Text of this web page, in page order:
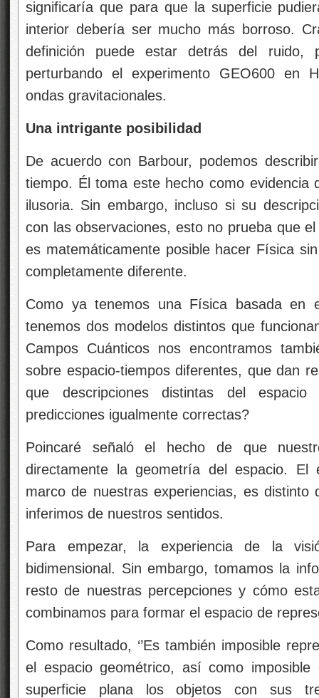
significaría que para que la superficie
interior debería ser mucho más borroso.
definición puede estar detrás del ruido,
perturbando el experimento GEO600 en
ondas gravitacionales.
Una intrigante posibilidad
De acuerdo con Barbour, podemos
tiempo. Él toma este hecho como evidencia
ilusoria. Sin embargo, incluso si su
con las observaciones, esto no prueba que
es matemáticamente posible hacer Física
completamente diferente.
Como ya tenemos una Física basada en
tenemos dos modelos distintos que
Campos Cuánticos nos encontramos
sobre espacio-tiempos diferentes, que dan
que descripciones distintas del
predicciones igualmente correctas?
Poincaré señaló el hecho de que
directamente la geometría del espacio. El
marco de nuestras experiencias, es distinto
inferimos de nuestros sentidos.
Para empezar, la experiencia de la
bidimensional. Sin embargo, tomamos la
resto de nuestras percepciones y cómo
combinamos para formar el espacio de
Como resultado, ‘’Es también imposible
el espacio geométrico, así como
superficie plana los objetos con sus